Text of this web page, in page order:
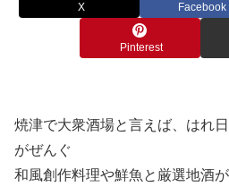
X Facebook
Pinterest
焼津で大衆酒場と言えば、はれ
がぜんぐ
和風創作料理や鮮魚と厳選地酒が